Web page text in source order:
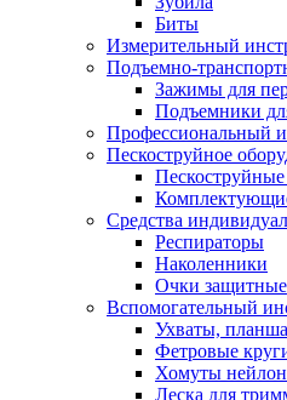
Биты
Измерительный
Подъемно-
Зажимы для
Подъемники
Профессиональный
Пескоструйное
Средства
Респираторы
Наколенники
Очки защитные
Вспомогательный
Ухваты,
Фетровые
Хомуты
Леска для